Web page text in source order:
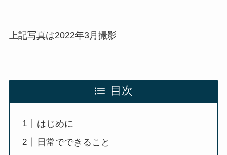
上記写真は2022年3月撮影
目次
はじめに
日常でできること